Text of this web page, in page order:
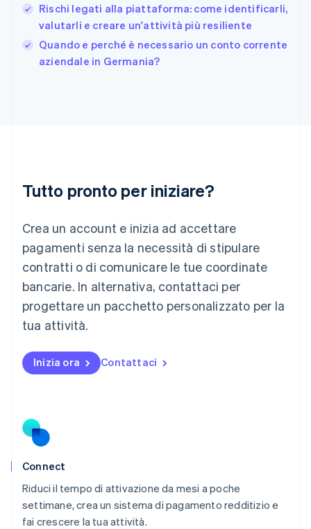
Rischi legati alla piattaforma: come identificarli,
valutarli e creare un'attività più resiliente
Quando e perché è necessario un conto corrente
aziendale in Germania?
Tutto pronto per iniziare?
Crea un account e inizia ad accettare
pagamenti senza la necessità di stipulare
contratti o di comunicare le tue coordinate
bancarie. In alternativa, contattaci per
progettare un pacchetto personalizzato per la
tua attività.
Inizia ora Contattaci
Connect
Riduci il tempo di attivazione da mesi a poche
settimane, crea un sistema di pagamento redditizio e
fai crescere la tua attività.
Grecia
English
India
English
Irlanda
English
FrançaisDeutschEnglish
English简体中文
Malta
English
Messico
Español English
Norvegia
Nuova Zelanda
English
Paesi Bassi
Portogallo
Português
RAS di Hong Kong, Cina
Regno Unito
English
Repubblica Ceca